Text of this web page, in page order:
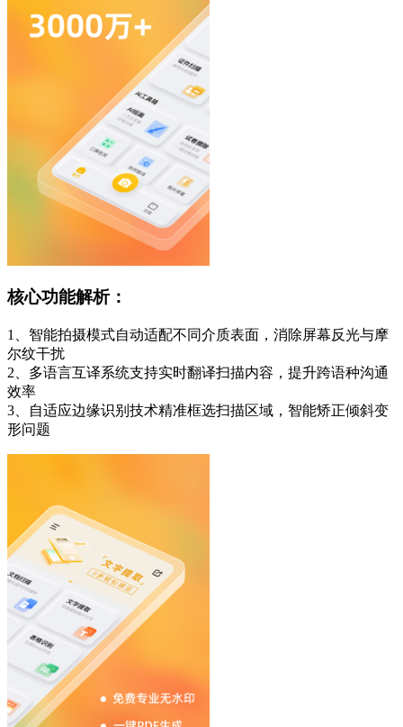
核心功能解析：
1、智能拍摄模式自动适配不同介质表面，消除屏幕反光与摩
尔纹干扰
2、多语言互译系统支持实时翻译扫描内容，提升跨语种沟通
效率
3、自适应边缘识别技术精准框选扫描区域，智能矫正倾斜变
形问题